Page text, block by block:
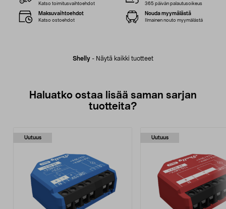
Shelly - Näytä kaikki tuotteet
Katso toimitusvaihtoehdot 365 päivän palautusoikeus
Maksuvaihtoehdot
Katso ostoehdot
Nouda myymälästä
Ilmainen nouto myymälästä
Haluatko ostaa lisää saman sarjan
tuotteita?
Uutuus Uutuus